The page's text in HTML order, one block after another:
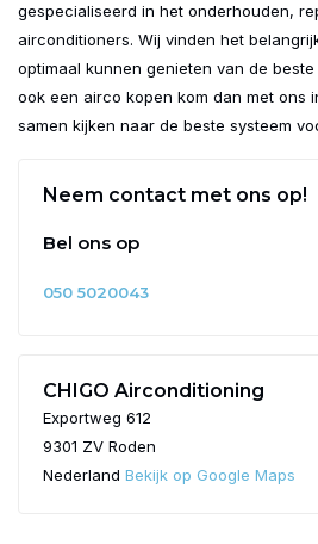
gespecialiseerd in het onderhouden,
airconditioners. Wij vinden het
optimaal kunnen genieten van de beste
ook een airco kopen kom dan met ons
samen kijken naar de beste systeem
Neem contact met ons op!
Bel ons op
050 5020043
CHIGO Airconditioning
Exportweg 612
9301 ZV Roden
Nederland Bekijk op Google Maps